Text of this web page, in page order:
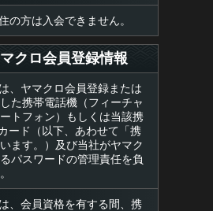
の方は入会できません。
クロ会員登録情報
、ヤマクロ会員登録または
た携帯電話機（フィーチャ
トフォン）もしくは当該携
ード（以下、あわせて「携
ます。）及び当社がヤマク
パスワードの管理責任を負
、会員資格を有する間、携